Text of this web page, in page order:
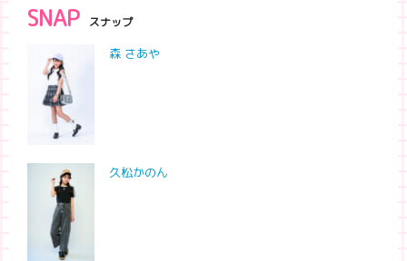
SNAP スナップ
森 さあや
久松かのん